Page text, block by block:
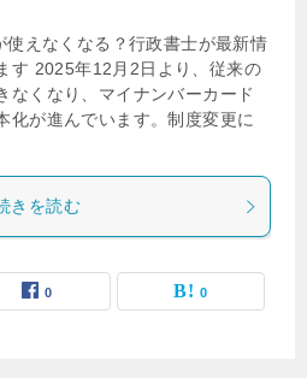
えなくなる？行政書士が最新情
す 2025年12月2日より、従来の
なくなり、マイナンバーカード
化が進んでいます。制度変更に
きを読む
0 0